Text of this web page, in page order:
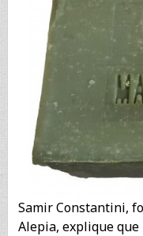
Samir Constantini,
Alepia, explique que